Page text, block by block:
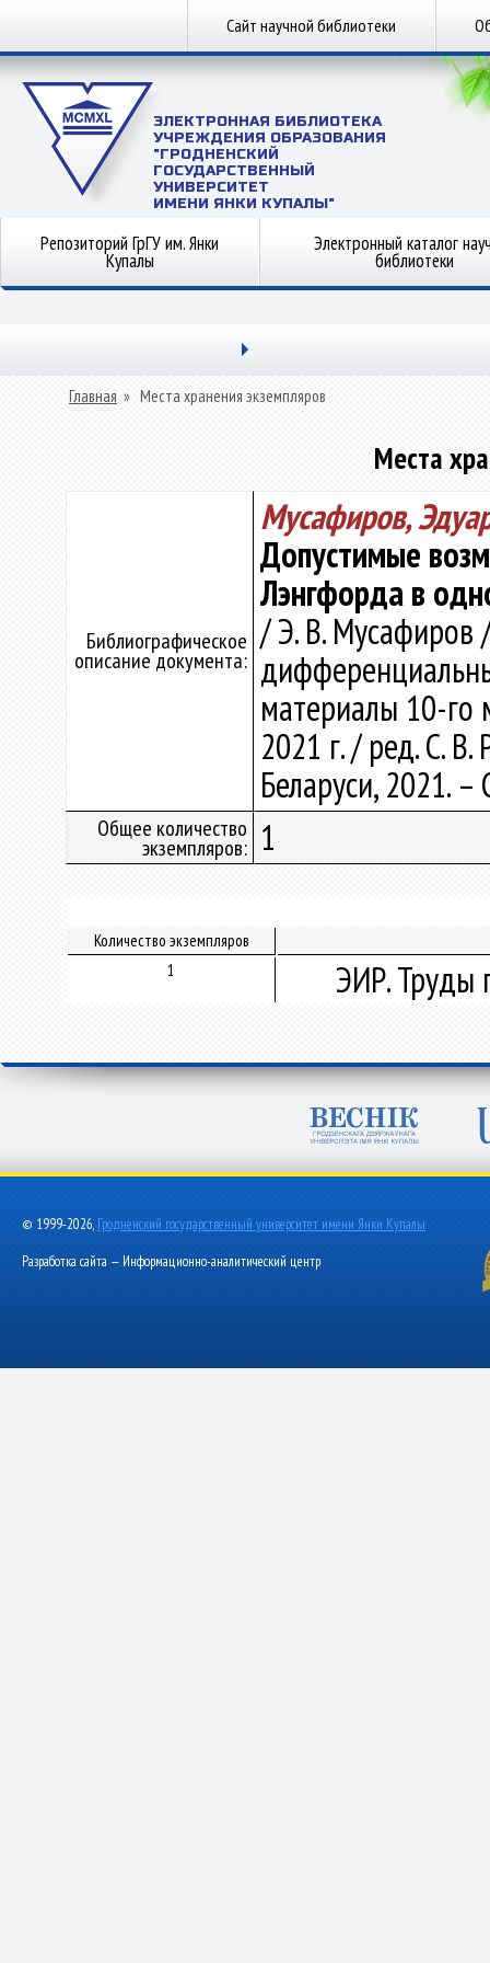
Сайт научной библиотеки
ЭЛЕКТРОННАЯ БИБЛИОТЕКА
УЧРЕЖДЕНИЯ ОБРАЗОВАНИЯ
"ГРОДНЕНСКИЙ
ГОСУДАРСТВЕННЫЙ
УНИВЕРСИТЕТ
ИМЕНИ ЯНКИ КУПАЛЫ"
Репозиторий ГрГУ им. Янки
Купалы
Электронный каталог
библиотеки
Главная » Места хранения экземпляров
Места
Библиографическое
описание документа:
Мусафиров,
Допустимые
Лэнгфорда в
/ Э. В. Мусафиров
материалы 10-го
2021 г. / ред. С.
Беларуси, 2021.
Общее количество
экземпляров: 1
Количество экземпляров
1
ЭИР. Труды
© 1999-2026, Гродненский государственный университет имени Янки Купалы
Разработка сайта — Информационно-аналитический центр